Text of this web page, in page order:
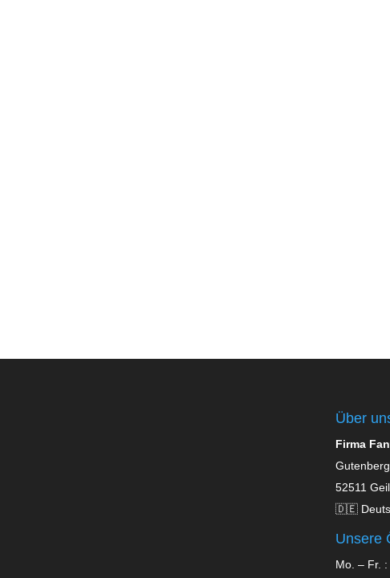
Über
Firma
52511
🇩🇪
Unsere
Mo. – Fr.